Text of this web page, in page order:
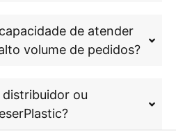
de atender
volume de pedidos?
ou